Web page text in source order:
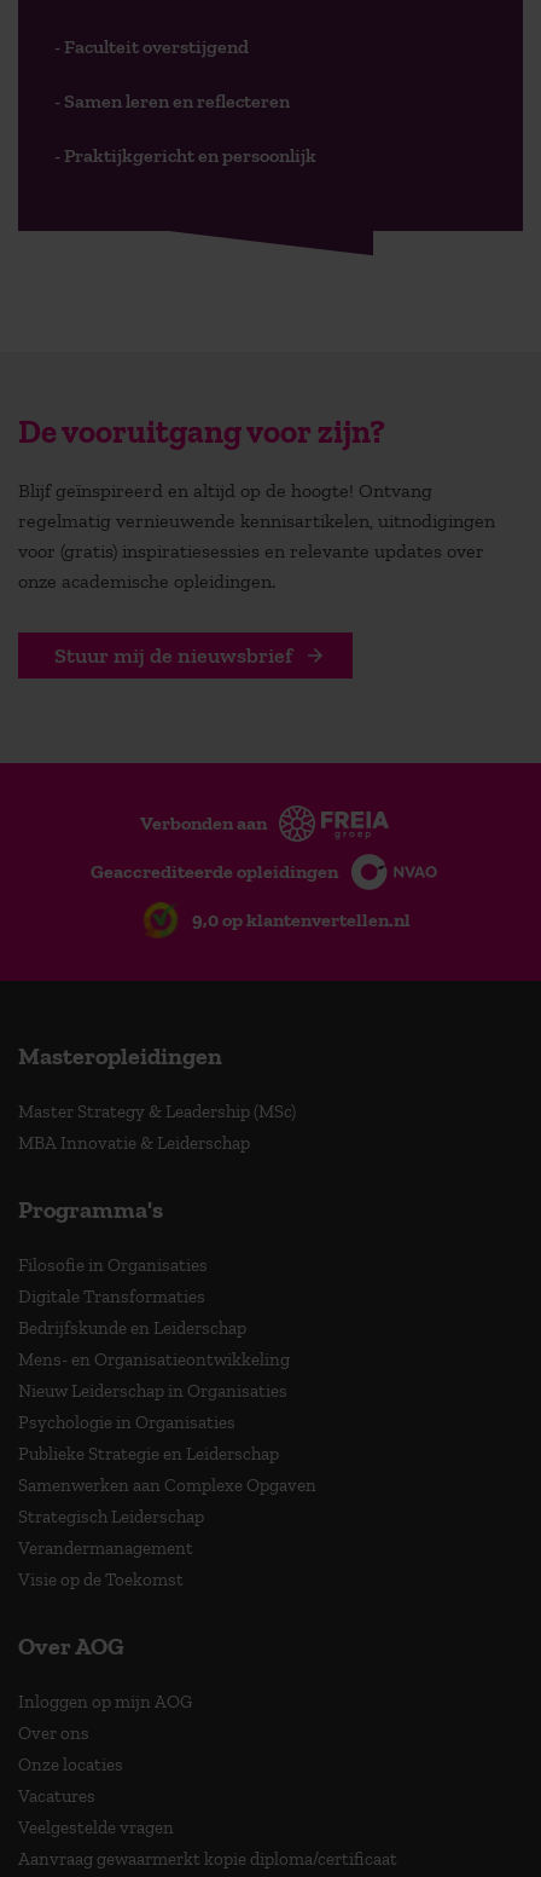
- Faculteit overstijgend
- Samen leren en reflecteren
- Praktijkgericht en persoonlijk
De vooruitgang voor zijn?
Blijf geïnspireerd en altijd op de hoogte! Ontvang
regelmatig vernieuwende kennisartikelen, uitnodigingen
voor (gratis) inspiratiesessies en relevante updates over
onze academische opleidingen.
Stuur mij de nieuwsbrief
Verbonden aan
Geaccrediteerde opleidingen
9,0 op klantenvertellen.nl
Masteropleidingen
Master Strategy & Leadership (MSc)
MBA Innovatie & Leiderschap
Programma's
Filosofie in Organisaties
Digitale Transformaties
Bedrijfskunde en Leiderschap
Mens- en Organisatieontwikkeling
Nieuw Leiderschap in Organisaties
Psychologie in Organisaties
Publieke Strategie en Leiderschap
Samenwerken aan Complexe Opgaven
Strategisch Leiderschap
Verandermanagement
Visie op de Toekomst
Over AOG
Inloggen op mijn AOG
Over ons
Onze locaties
Vacatures
Veelgestelde vragen
Aanvraag gewaarmerkt kopie diploma/certificaat